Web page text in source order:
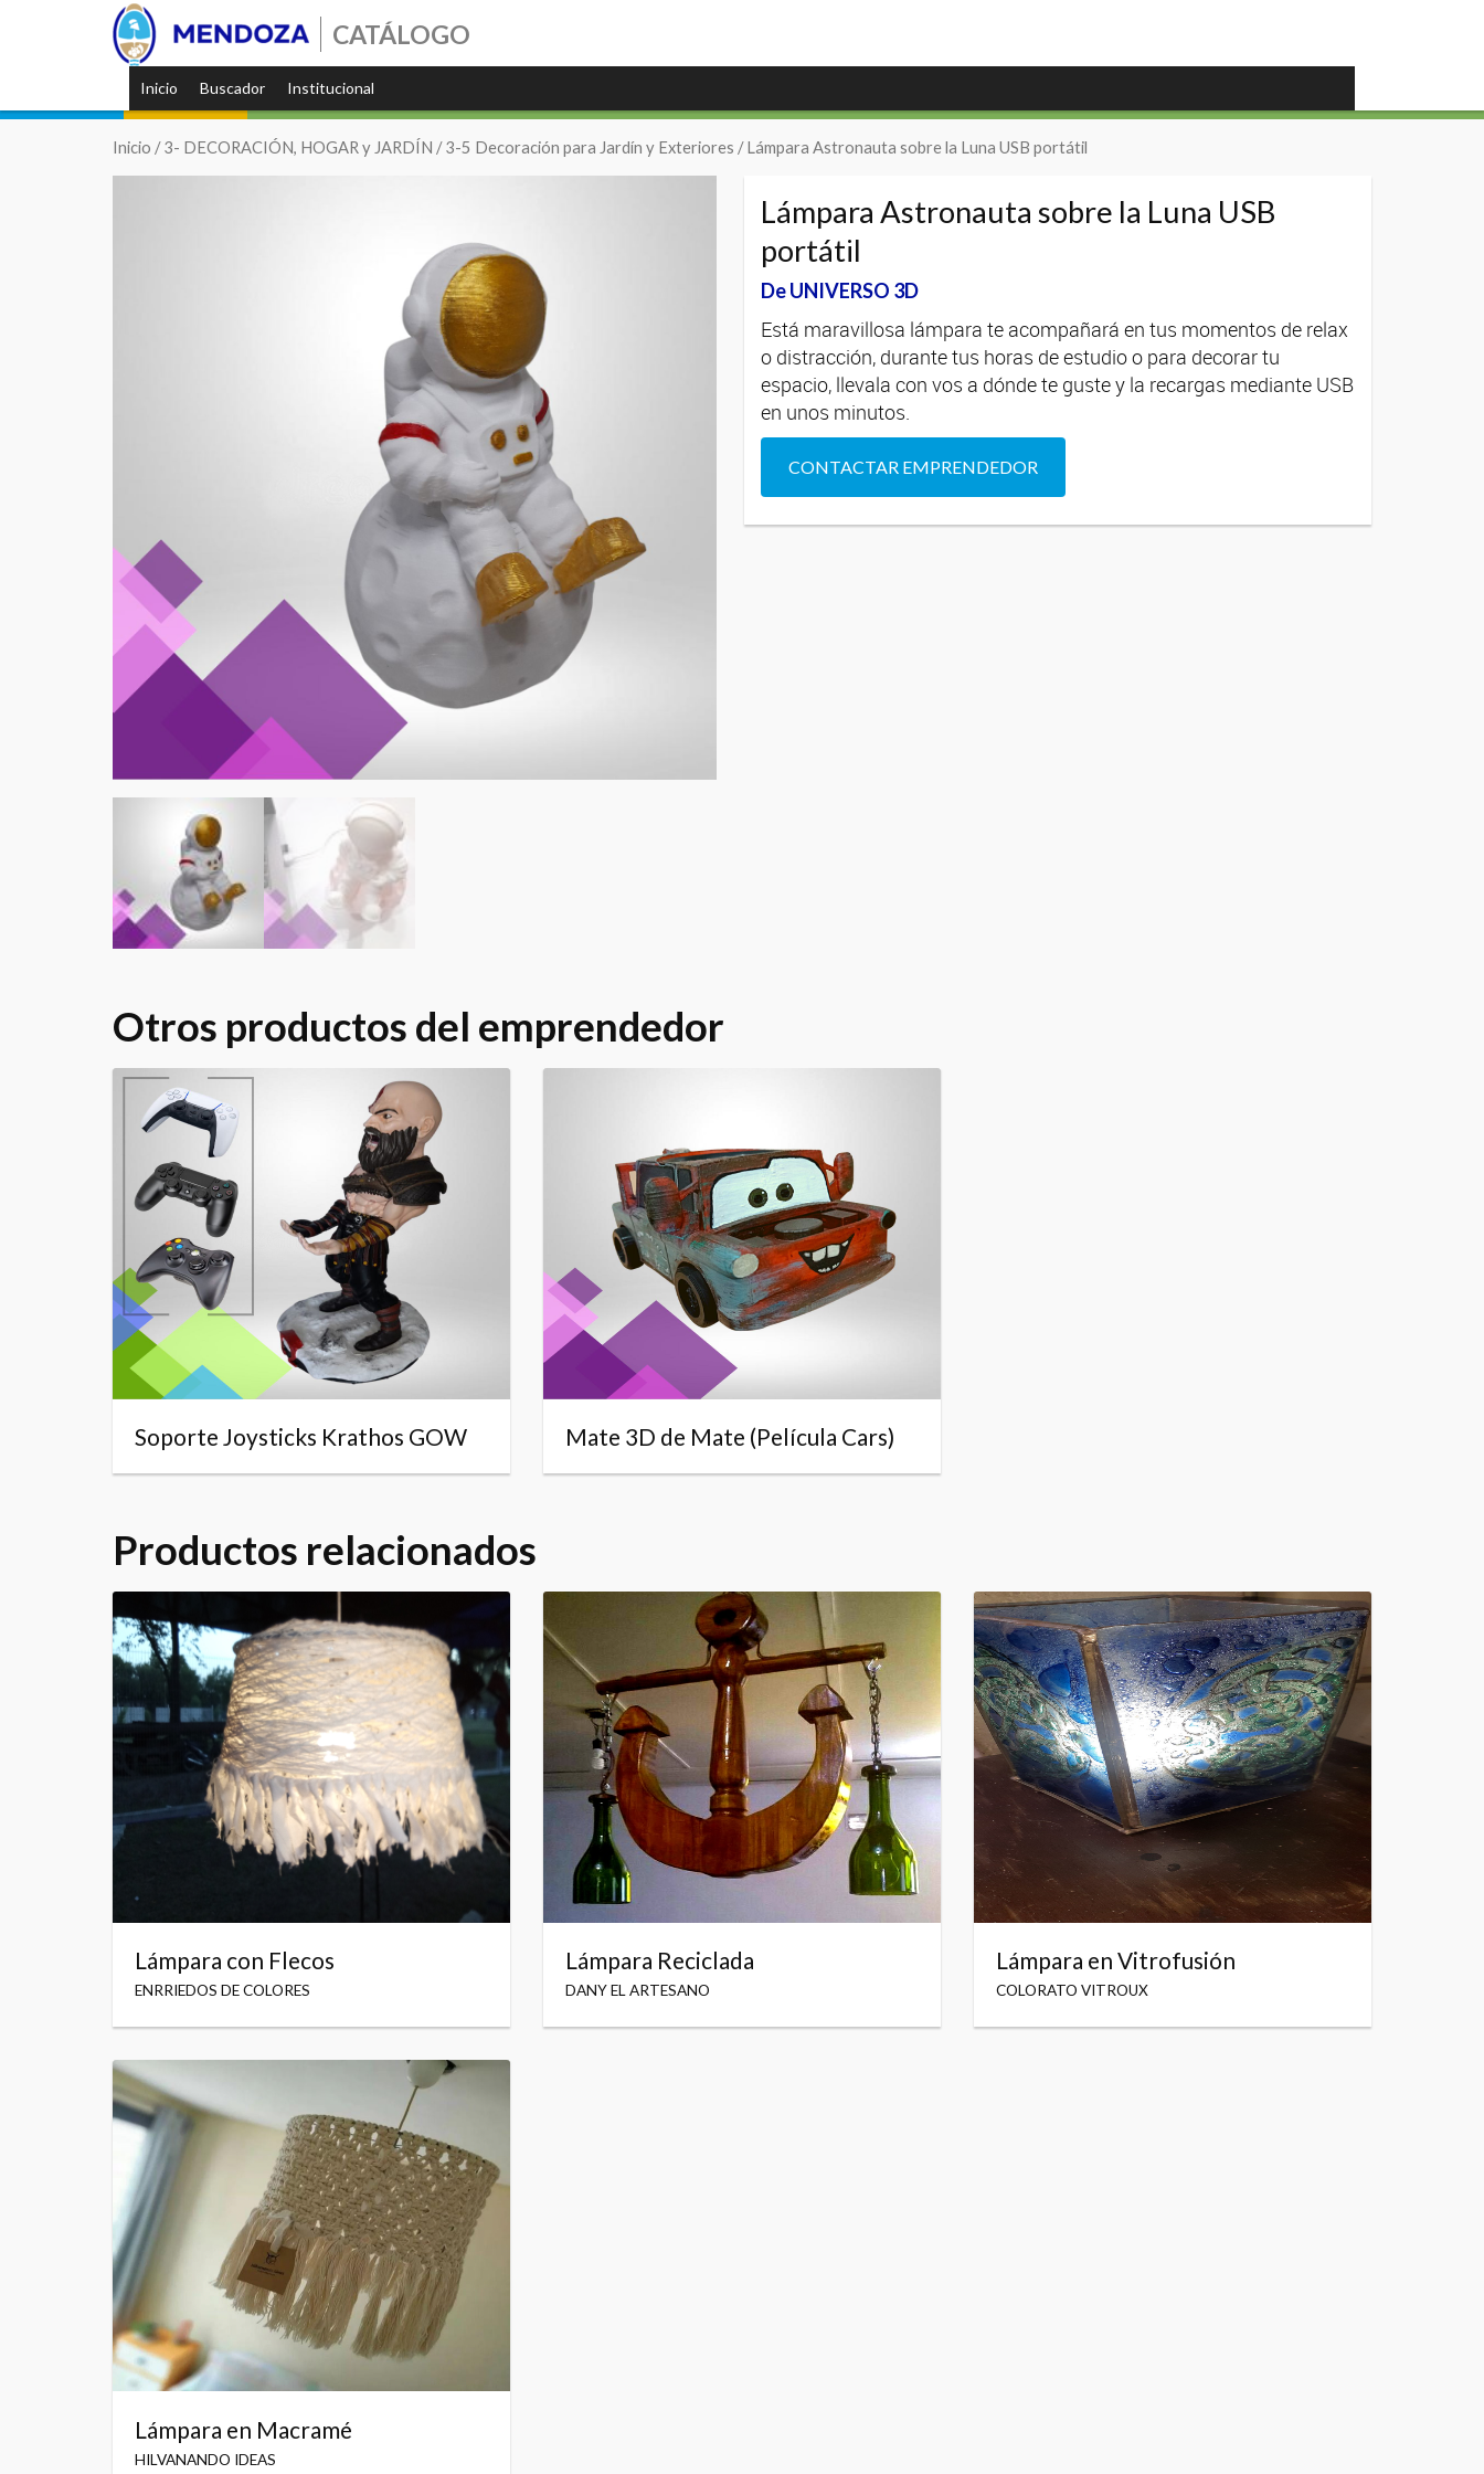
CATÁLOGO
Inicio Buscador Institucional
Inicio /3- DECORACIÓN, HOGAR y JARDÍN /3-5 Decoración para Jardín y Exteriores / Lámpara Astronauta sobre la Luna USB portátil
Lámpara Astronauta sobre la Luna USB
portátil
De UNIVERSO 3D
Está maravillosa lámpara te acompañará en tus momentos de relax
o distracción, durante tus horas de estudio o para decorar tu
espacio, llevala con vos a dónde te guste y la recargas mediante USB
en unos minutos.
CONTACTAR EMPRENDEDOR
Otros productos del emprendedor
Soporte Joysticks Krathos GOW Mate 3D de Mate (Película Cars)
Productos relacionados
Lámpara con Flecos
ENRRIEDOS DE COLORES
Lámpara Reciclada
DANY EL ARTESANO
Lámpara en Vitrofusión
COLORATO VITROUX
Lámpara en Macramé
HILVANANDO IDEAS